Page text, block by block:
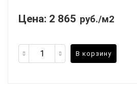
Цена: 2 865 руб./м2
В корзину